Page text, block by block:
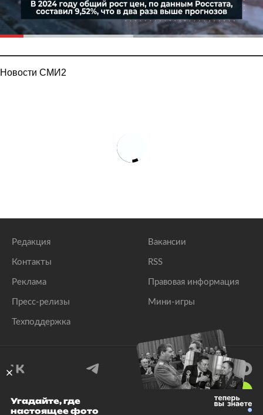
Новости СМИ2
Редакция
Контакты
Реклама
Пресс-релизы
Техподдержка
Вакансии
RSS
Правовая информация
Мини-игры
© 1999–2026 Все права защищены.
Угадайте, где
настоящее фото